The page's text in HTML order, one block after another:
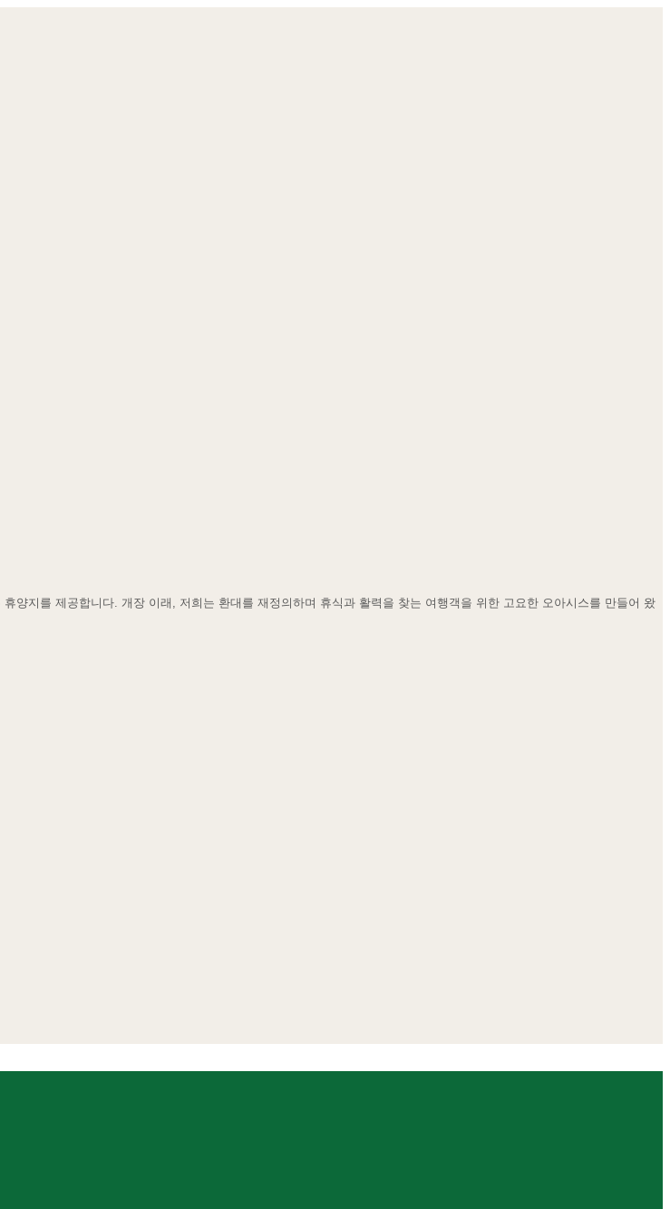
양지를 제공합니다. 개장 이래, 저희는 환대를 재정의하며 휴식과 활력을 찾는 여행객을 위한 고요한 오아시스를 만들어 왔